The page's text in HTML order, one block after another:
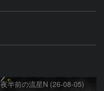
夜半前の流星N (26-08-05)